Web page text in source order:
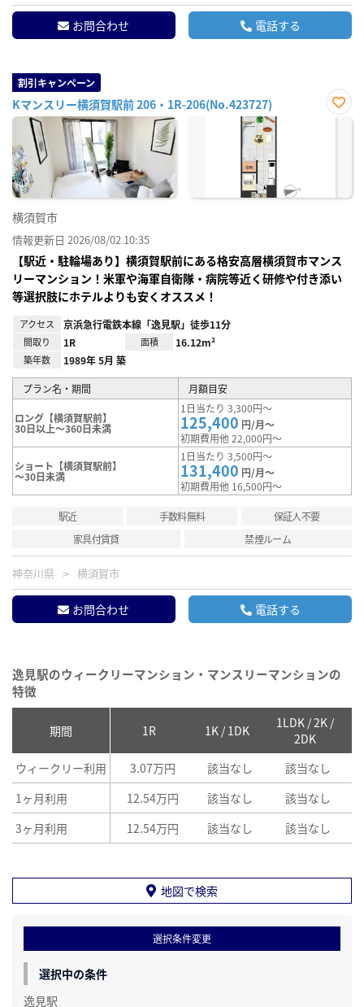
お問合わせ 電話する
割引キャンペーン
Kマンスリー横須賀駅前 206・1R-206(No.423727)
お気
横須賀市
情報更新日 2026/08/02 10:35
【駅近・駐輪場あり】横須賀駅前にある格安高層横須賀市マンス
リーマンション！米軍や海軍自衛隊・病院等近く研修や付き添い
等選択肢にホテルよりも安くオススメ！
アクセス 京浜急行電鉄本線「逸見駅」徒歩11分
間取り 1R 面積 16.12m²
築年数 1989年 5月 築
プラン名・期間 月額目安
ロング【横須賀駅前】
30日以上～360日未満
1日当たり 3,300円～
125,400 円/月～
初期費用他 22,000円～
ショート【横須賀駅前】
～30日未満
1日当たり 3,500円～
131,400 円/月～
初期費用他 16,500円～
駅近 手数料無料
保証人不要
家具付賃貸
禁煙ルーム
神奈川県 横須賀市
お問合わせ 電話する
逸見駅のウィークリーマンション・マンスリーマンションの
特徴
期間 1R 1K / 1DK
1LDK / 2K /
2DK
ウィークリー利用 3.07万円 該当なし 該当なし
1ヶ月利用
12.54万円 該当なし 該当なし
3ヶ月利用
12.54万円 該当なし 該当なし
地図で検索
選択条件変更
選択中の条件
逸見駅